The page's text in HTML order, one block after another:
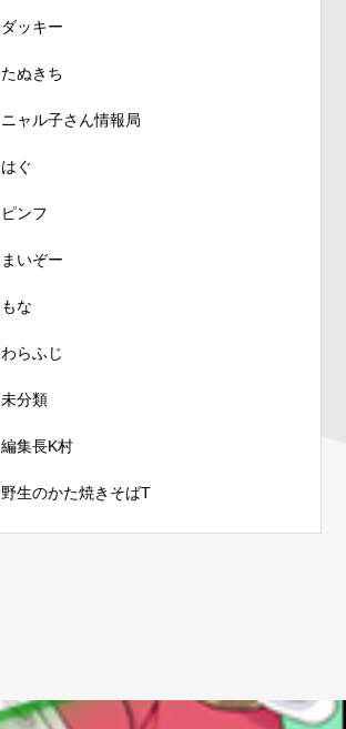
ダッキー
たぬきち
ニャル子さん情報局
はぐ
ピンフ
まいぞー
もな
わらふじ
未分類
編集長K村
野生のかた焼きそばT